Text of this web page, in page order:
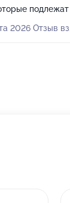
была
2026 Отзыв